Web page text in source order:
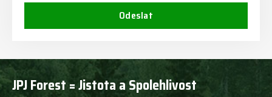
Odeslat
JPJ Forest = Jistota a Spolehlivost